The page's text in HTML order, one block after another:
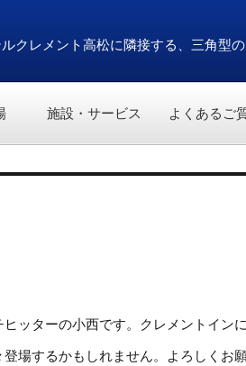
クレメント高松に隣接する、三角型
施設・サービス よくあるご
ッターの小西です。クレメントイン
場するかもしれません。よろしくお願